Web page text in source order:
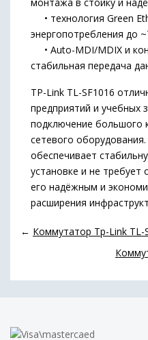
• технология Green
энергопотребления до
• Auto-MDI/MDIX и
стабильная передача
TP-Link TL-SF1016
предприятий и учебных
подключение большого
сетевого
обеспечивает
установке и не требует
его надёжным и
расширения
← Коммутатор Tp-Link TL-